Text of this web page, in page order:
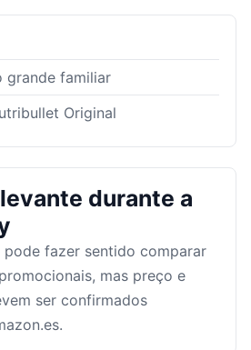
grande familiar
Original
durante a
fazer sentido comparar
mas preço e
ser confirmados